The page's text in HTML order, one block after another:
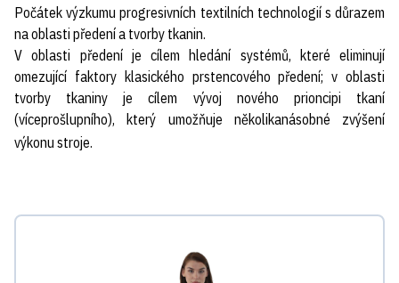
Kontakty
Nezávazná poptávka
Počátek výzkumu progresivních textilních technologií s důrazem
na oblasti předení a tvorby tkanin.
Voblasti předení je cílem hledání systémů, které eliminují
omezující faktory klasického prstencového předení; v oblasti
tvorby tkaniny je cílem vývoj nového prioncipi tkaní
(víceprošlupního), který umožňuje několikanásobné zvýšení
výkonu stroje.